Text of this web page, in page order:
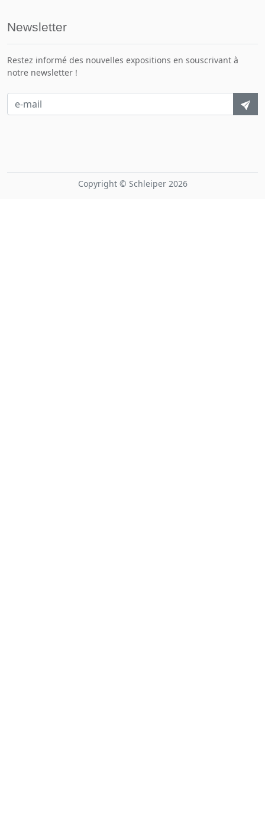
Newsletter
Restez informé des nouvelles expositions en souscrivant à
notre newsletter !
Copyright © Schleiper 2026